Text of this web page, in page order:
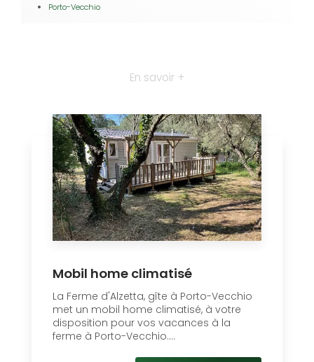
Porto-Vecchio
En savoir +
Mobil home climatisé
La Ferme d'Alzetta, gîte à Porto-Vecchio
met un mobil home climatisé, à votre
disposition pour vos vacances à la
ferme à Porto-Vecchio....